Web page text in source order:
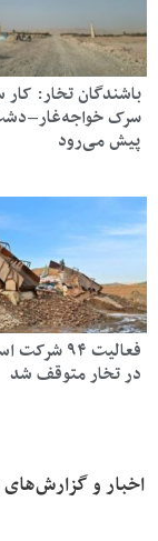
تخار: کار
می‌رود
فعالیت ۹۴ شرکت
تخار متوقف شد
و گزارش‌های